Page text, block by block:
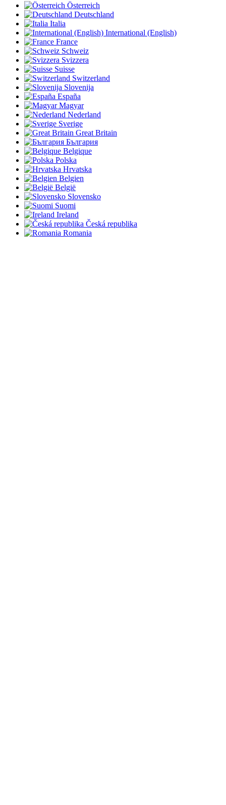
Österreich
Deutschland
Italia
International (English)
France
Schweiz
Svizzera
Suisse
Switzerland
Slovenija
España
Magyar
Nederland
Sverige
Great Britain
България
Belgique
Polska
Hrvatska
Belgien
België
Slovensko
Suomi
Ireland
Česká republika
Romania